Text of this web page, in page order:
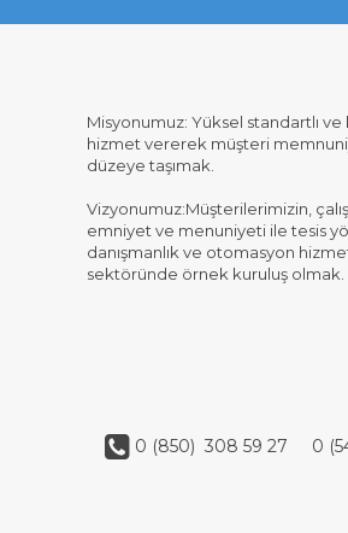
Misyonumuz: Yüksel standartlı
hizmet vererek müşteri
düzeye taşımak.
Vizyonumuz:Müşterilerimizin,
emniyet ve menuniyeti ile tesis
danışmanlık ve otomasyon
sektöründe örnek kuruluş olmak.
0 (850) 308 59 27 0